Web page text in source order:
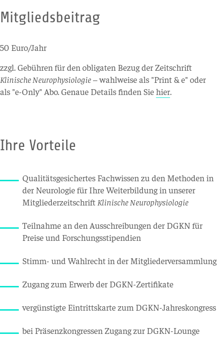
Mitgliedsbeitrag
50 Euro/Jahr
zzgl. Gebühren für den obligaten Bezug der Zeitschrift
Klinische Neurophysiologie– wahlweise als "Print & e" oder
als "e-Only" Abo. Genaue Details finden Siehier.
Ihre Vorteile
Qualitätsgesichertes Fachwissen zu den Methoden in
der Neurologie für Ihre Weiterbildung in unserer
Mitgliederzeitschrift Klinische Neurophysiologie
Teilnahme an den Ausschreibungen der DGKN für
Preise und Forschungsstipendien
Stimm- und Wahlrecht in der Mitgliederversammlung
Zugang zum Erwerb der DGKN-Zertifikate
vergünstigte Eintrittskarte zum DGKN-Jahreskongress
bei Präsenzkongressen Zugang zur DGKN-Lounge